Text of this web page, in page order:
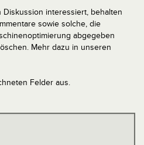
interessiert, behalten
sowie solche, die
abgegeben
Mehr dazu in unseren
Felder aus.